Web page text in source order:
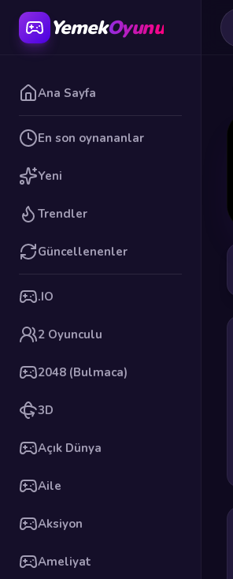
YemekOyunu
Ana Sayfa
En son oynananlar
Yeni
Trendler
Güncellenenler
.IO
2 Oyunculu
2048 (Bulmaca)
3D
Açık Dünya
Aile
Aksiyon
Ameliyat